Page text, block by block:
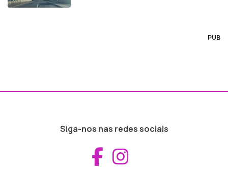
PUB
Siga-nos nas redes sociais
Aceder ao